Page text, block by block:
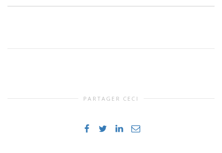
PARTAGER CECI